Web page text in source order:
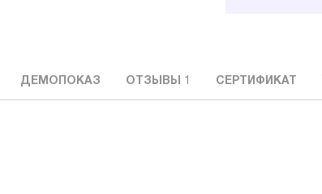
ДЕМОПОКАЗ ОТЗЫВЫ СЕРТИФИКАТ